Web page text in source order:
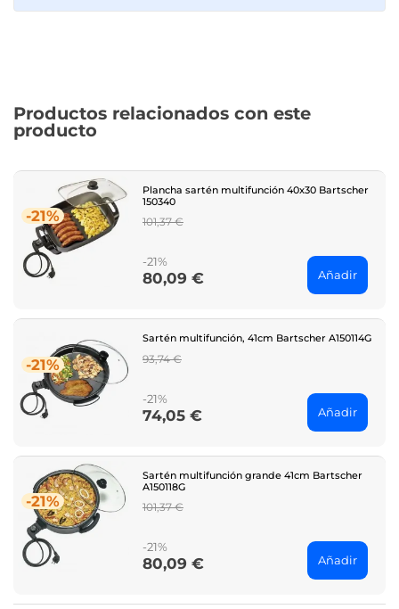
Productos relacionados con este
producto
-21%
Plancha sartén multifunción 40x30 Bartscher
150340
Regular
101,37 €
-21%
Price
80,09 € Añadir
-21%
Sartén multifunción, 41cm Bartscher A150114G
Regular
93,74 €
-21%
Price
74,05 € Añadir
-21%
Sartén multifunción grande 41cm Bartscher
A150118G
Regular
101,37 €
-21%
Price
80,09 € Añadir